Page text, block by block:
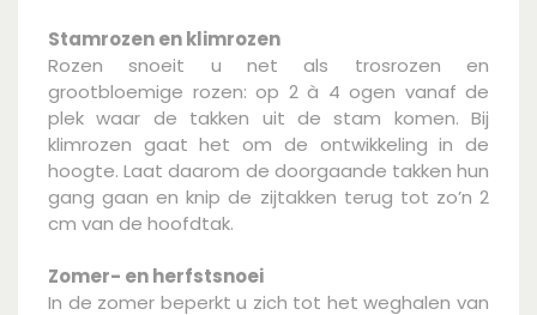
Stamrozen en klimrozen
Rozen snoeit u net als trosrozen en
grootbloemige rozen: op 2 à 4 ogen vanaf de
plek waar de takken uit de stam komen. Bij
klimrozen gaat het om de ontwikkeling in de
hoogte. Laat daarom de doorgaande takken hun
gang gaan en knip de zijtakken terug tot zo’n 2
cm van de hoofdtak.
Zomer- en herfstsnoei
In de zomer beperkt u zich tot het weghalen van